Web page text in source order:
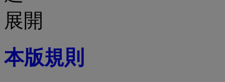
本版規則